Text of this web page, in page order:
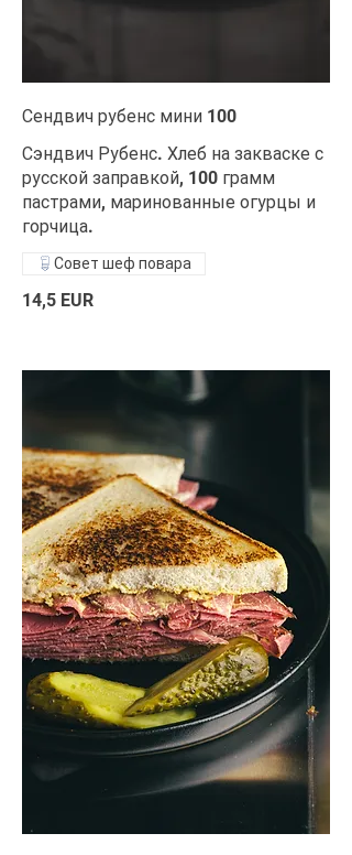
Сендвич рубенс мини 100
Сэндвич Рубенс. Хлеб на закваске с
русской заправкой, 100 грамм
пастрами, маринованные огурцы и
горчица.
14,5 EUR
Совет шеф повара